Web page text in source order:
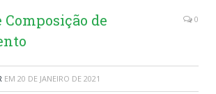
Composição de
0
EM 20 DE JANEIRO DE 2021